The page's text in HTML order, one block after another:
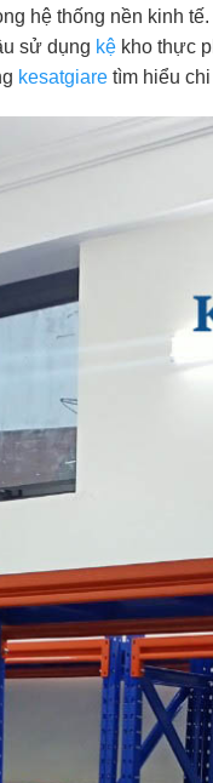
hệ thống nền kinh
sử dụng kệ kho thực
kesatgiare tìm hiểu